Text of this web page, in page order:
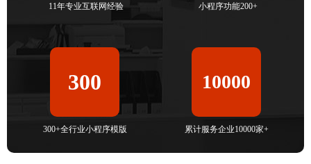
11年专业互联网经验 小程序功能200+
300
300+全行业小程序模版
10000
累计服务企业10000家+